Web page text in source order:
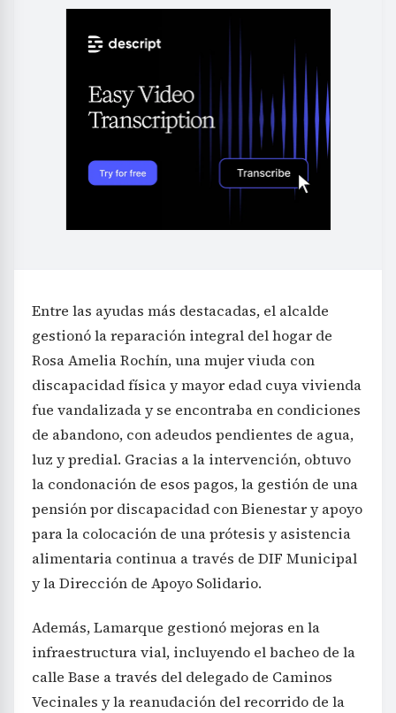
Entre las ayudas más destacadas, el alcalde
gestionó la reparación integral del hogar de
Rosa Amelia Rochín, una mujer viuda con
discapacidad física y mayor edad cuya vivienda
fue vandalizada y se encontraba en condiciones
de abandono, con adeudos pendientes de agua,
luz y predial. Gracias a la intervención, obtuvo
la condonación de esos pagos, la gestión de una
pensión por discapacidad con Bienestar y apoyo
para la colocación de una prótesis y asistencia
alimentaria continua a través de DIF Municipal
y la Dirección de Apoyo Solidario.
Además, Lamarque gestionó mejoras en la
infraestructura vial, incluyendo el bacheo de la
calle Base a través del delegado de Caminos
Vecinales y la reanudación del recorrido de la